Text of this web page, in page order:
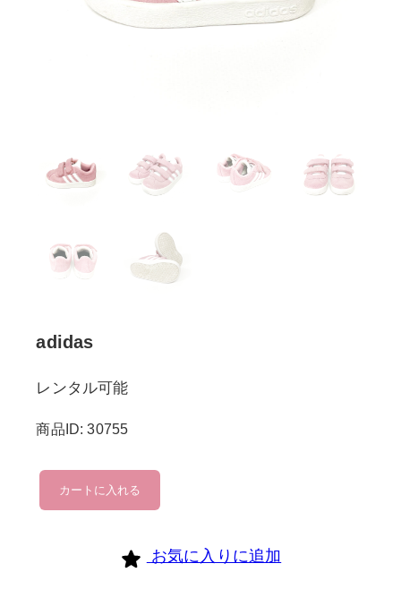
adidas
レンタル可能
商品ID: 30755
adidas
個
カートに入れる
お気に入りに追加